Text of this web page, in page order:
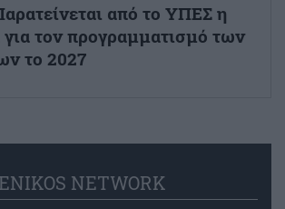
από το ΥΠΕΣ η
τον προγραμματισμό των
το 2027
ENIKOS NETWORK